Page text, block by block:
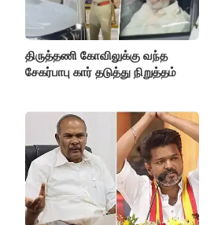
திருத்தணி கோவிலுக்கு வந்த
சேகர்பாபு கார் தடுத்து நிறுத்தம்